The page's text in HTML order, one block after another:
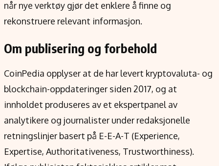
når nye verktøy gjør det enklere å finne og
rekonstruere relevant informasjon.
Om publisering og forbehold
CoinPedia opplyser at de har levert kryptovaluta- og
blockchain-oppdateringer siden 2017, og at
innholdet produseres av et ekspertpanel av
analytikere og journalister under redaksjonelle
retningslinjer basert på E-E-A-T (Experience,
Expertise, Authoritativeness, Trustworthiness).